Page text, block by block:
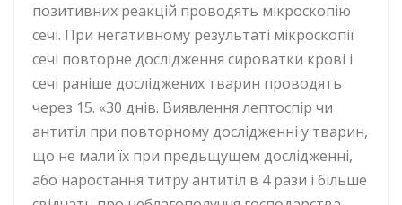
позитивних реакцій проводять мікроскопію
сечі. При негативному результаті мікроскопії
сечі повторне дослідження сироватки крові і
сечі раніше досліджених тварин проводять
через 15. «30 днів. Виявлення лептоспір чи
антитіл при повторному дослідженні у тварин,
що не мали їх при предьщущем дослідженні,
або наростання титру антитіл в 4 рази і більше